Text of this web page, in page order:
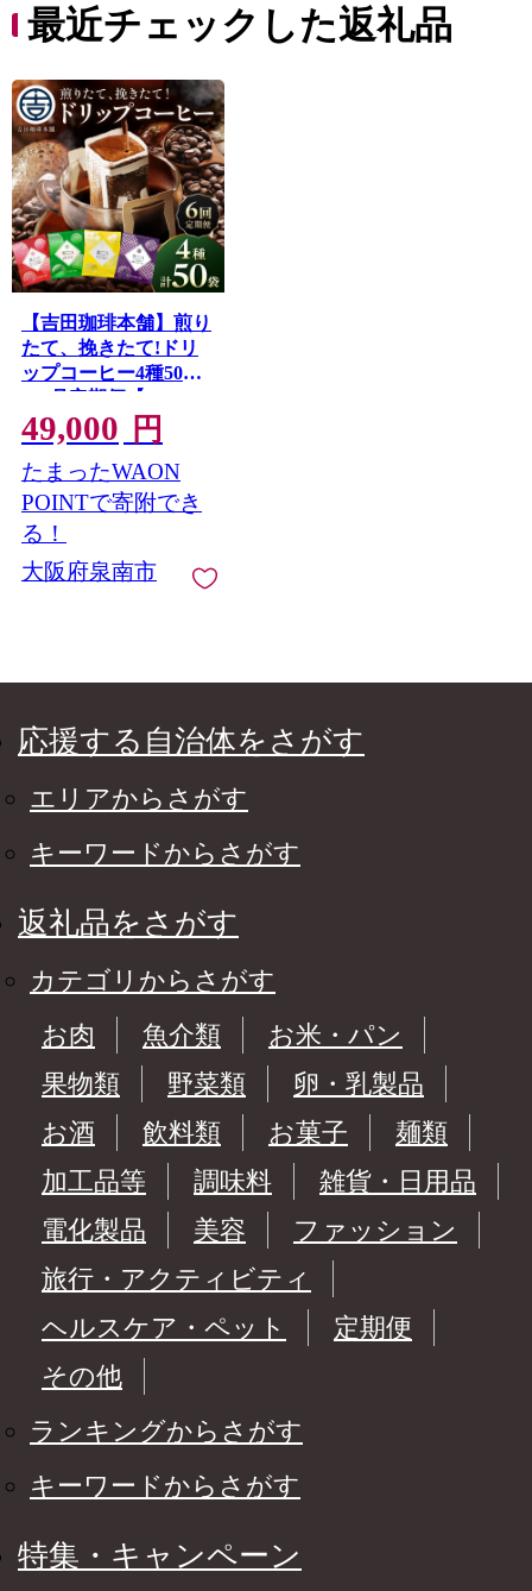
最近チェックした返礼品
【吉田珈琲本舗】煎り
たて、挽きたて!ドリ
ップコーヒー4種50袋
6ヶ月定期便【010C-
026】
49,000 円
たまったWAON
POINTで寄附でき
る！
大阪府泉南市
応援する自治体をさがす
エリアからさがす
キーワードからさがす
返礼品をさがす
カテゴリからさがす
お肉
魚介類
お米・パン
果物類
野菜類
卵・乳製品
お酒
飲料類 お菓子
麺類
加工品等
調味料
雑貨・日用品
電化製品
美容
ファッション
旅行・アクティビティ
ヘルスケア・ペット
定期便
その他
ランキングからさがす
キーワードからさがす
特集・キャンペーン